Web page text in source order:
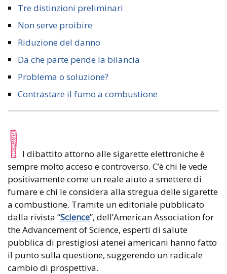
Tre distinzioni preliminari
Non serve proibire
Riduzione del danno
Da che parte pende la bilancia
Problema o soluzione?
Contrastare il fumo a combustione
I l dibattito attorno alle sigarette elettroniche è
sempre molto acceso e controverso. C’è chi le vede
positivamente come un reale aiuto a smettere di
fumare e chi le considera alla stregua delle sigarette
a combustione. Tramite un editoriale pubblicato
dalla rivista “Science”, dell’American Association for
the Advancement of Science, esperti di salute
pubblica di prestigiosi atenei americani hanno fatto
il punto sulla questione, suggerendo un radicale
cambio di prospettiva.